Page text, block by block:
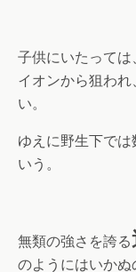
子供にいたって
イオンから狙わ
い。
ゆえに野生下で
いう。
無類の強さを誇る
のようにはいかぬ